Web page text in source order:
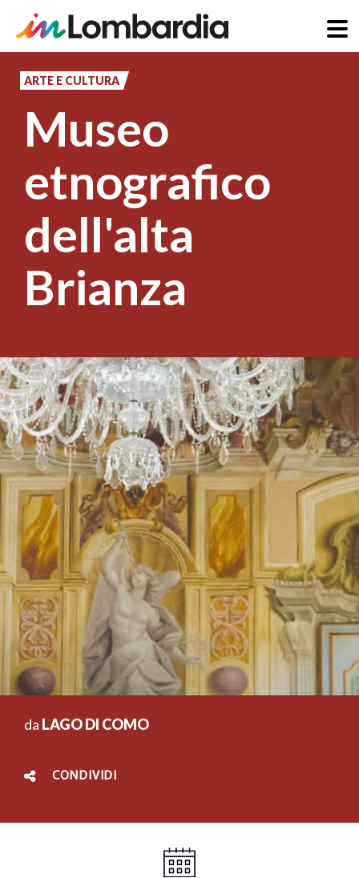
principale
ARTE E CULTURA
Museo
etnografico
dell'alta
Brianza
da LAGO DI COMO
CONDIVIDI